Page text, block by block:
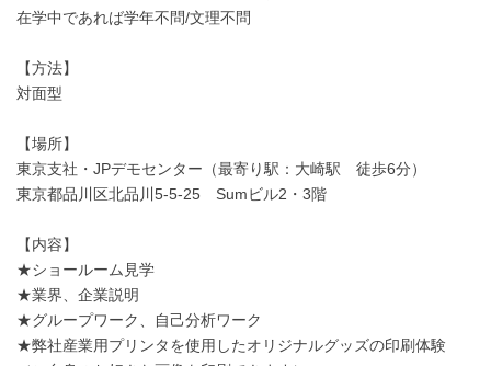
在学中であれば学年不問/文理不問
【方法】
対面型
【場所】
東京支社・JPデモセンター（最寄り駅：大崎駅 徒歩6分）
東京都品川区北品川5-5-25 Sumビル2・3階
【内容】
★ショールーム見学
★業界、企業説明
★グループワーク、自己分析ワーク
★弊社産業用プリンタを使用したオリジナルグッズの印刷体験